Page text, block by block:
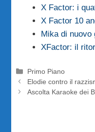
X Factor: i
X Factor 10
Mika di nuovo
XFactor: il
Categorie
Primo Piano
Elodie contro il
Ascolta Karaoke dei